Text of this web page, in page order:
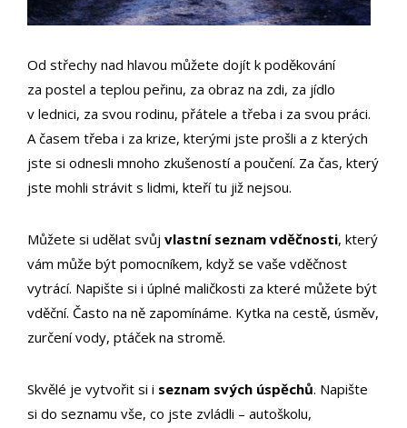
Od střechy nad hlavou můžete dojít k poděkování
za postel a teplou peřinu, za obraz na zdi, za jídlo
v lednici, za svou rodinu, přátele a třeba i za svou práci.
A časem třeba i za krize, kterými jste prošli a z kterých
jste si odnesli mnoho zkušeností a poučení. Za čas, který
jste mohli strávit s lidmi, kteří tu již nejsou.
Můžete si udělat svůj vlastní seznam vděčnosti, který
vám může být pomocníkem, když se vaše vděčnost
vytrácí. Napište si i úplné maličkosti za které můžete být
vděční. Často na ně zapomínáme. Kytka na cestě, úsměv,
zurčení vody, ptáček na stromě.
Skvělé je vytvořit si i seznam svých úspěchů. Napište
si do seznamu vše, co jste zvládli – autoškolu,